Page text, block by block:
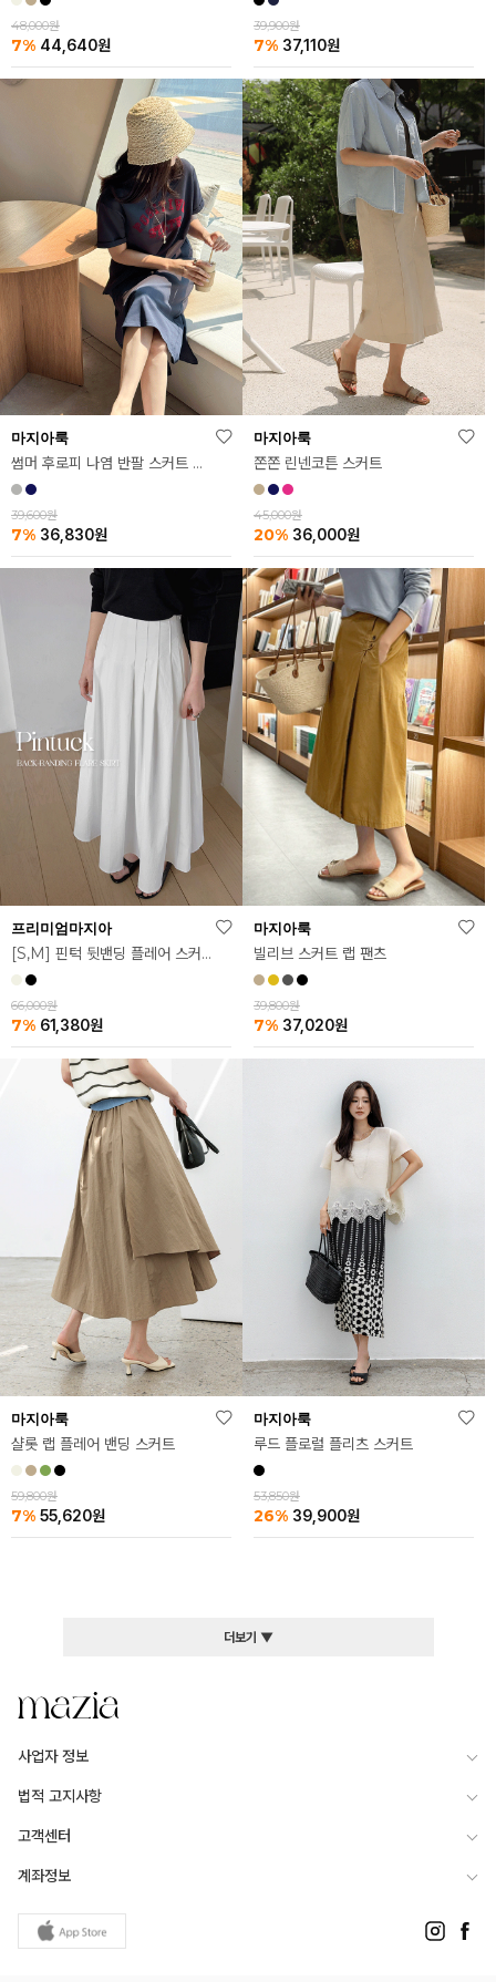
48,000원
7% 44,640원
39,900원
7% 37,110원
마지아룩
썸머 후로피 나염 반팔 스커트 세트
39,600원
7% 36,830원
마지아룩
쫀쫀 린넨코튼 스커트
45,000원
20% 36,000원
프리미엄마지아
[S,M] 핀턱 뒷밴딩 플레어 스커트
66,000원
7% 61,380원
마지아룩
빌리브 스커트 랩 팬츠
39,800원
7% 37,020원
마지아룩
샬롯 랩 플레어 밴딩 스커트
59,800원
7% 55,620원
마지아룩
루드 플로럴 플리츠 스커트
53,850원
26% 39,900원
더보기 ▼
사업자 정보
법적 고지사항
고객센터
계좌정보